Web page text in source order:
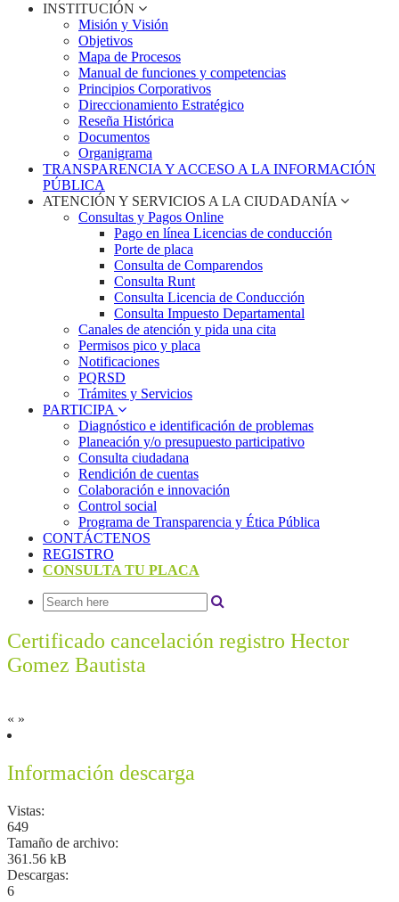
INSTITUCIÓN
Misión y Visión
Objetivos
Mapa de Procesos
Manual de funciones y competencias
Principios Corporativos
Direccionamiento Estratégico
Reseña Histórica
Documentos
Organigrama
TRANSPARENCIA Y ACCESO A LA INFORMACIÓN
PÚBLICA
ATENCIÓN Y SERVICIOS A LA CIUDADANÍA
Consultas y Pagos Online
Pago en línea Licencias de conducción
Porte de placa
Consulta de Comparendos
Consulta Runt
Consulta Licencia de Conducción
Consulta Impuesto Departamental
Canales de atención y pida una cita
Permisos pico y placa
Notificaciones
PQRSD
Trámites y Servicios
PARTICIPA
Diagnóstico e identificación de problemas
Planeación y/o presupuesto participativo​
Consulta ciudadana
Rendición de cuentas
Colaboración e innovación
Control social
Programa de Transparencia y Ética Pública
CONTÁCTENOS
REGISTRO
CONSULTA TU PLACA
Certificado cancelación registro Hector
Gomez Bautista
« »
Información descarga
Vistas:
649
Tamaño de archivo:
361.56 kB
Descargas:
6